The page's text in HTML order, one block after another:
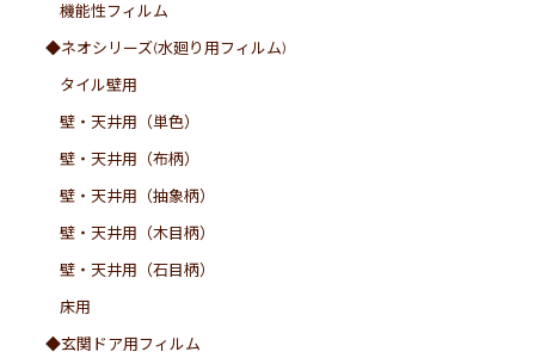
機能性フィルム
◆ネオシリーズ(水廻り用フィルム)
タイル壁用
壁・天井用（単色）
壁・天井用（布柄）
壁・天井用（抽象柄）
壁・天井用（木目柄）
壁・天井用（石目柄）
床用
◆玄関ドア用フィルム